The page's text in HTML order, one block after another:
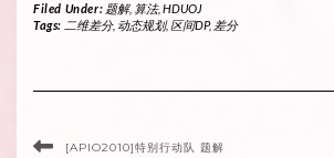
Filed Under: 题解, 算法, HDUOJ
Tags: 二维差分, 动态规划, 区间DP, 差分
[APIO2010]特别行动队 题解